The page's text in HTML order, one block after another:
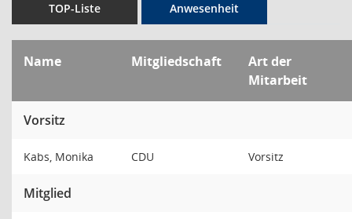
TOP-Liste Anwesenheit
Name Mitgliedschaft
Art der
Mitarbeit
Vorsitz
Kabs, Monika CDU Vorsitz
Mitglied